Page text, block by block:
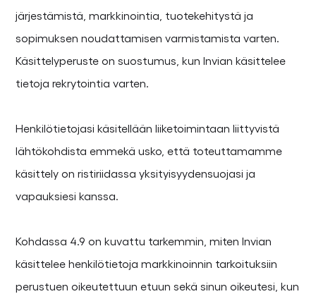
järjestämistä, markkinointia, tuotekehitystä ja
sopimuksen noudattamisen varmistamista varten.
Käsittelyperuste on suostumus, kun Invian käsittelee
tietoja rekrytointia varten.
Henkilötietojasi käsitellään liiketoimintaan liittyvistä
lähtökohdista emmekä usko, että toteuttamamme
käsittely on ristiriidassa yksityisyydensuojasi ja
vapauksiesi kanssa.
Kohdassa 4.9 on kuvattu tarkemmin, miten Invian
käsittelee henkilötietoja markkinoinnin tarkoituksiin
perustuen oikeutettuun etuun sekä sinun oikeutesi, kun